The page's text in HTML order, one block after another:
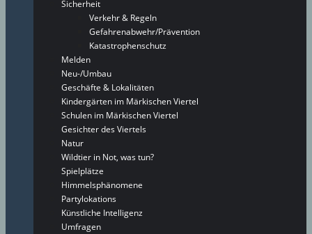
Sicherheit
Verkehr & Regeln
Gefahrenabwehr/Prävention
Katastrophenschutz
Melden
Neu-/Umbau
Geschäfte & Lokalitäten
Kindergärten im Märkischen Viertel
Schulen im Märkischen Viertel
Gesichter des Viertels
Natur
Wildtier in Not, was tun?
Spielplätze
Himmelsphänomene
Partylokations
Künstliche Intelligenz
Umfragen